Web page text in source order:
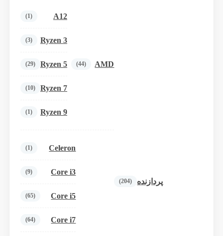
پردازنده (204)
AMD
(44)
A12
(1)
Ryzen 3
(3)
Ryzen 5
(29)
Ryzen 7
(10)
Ryzen 9
(1)
Celeron
(1)
Core i3
(9)
Core i5
(65)
Core i7
(64)